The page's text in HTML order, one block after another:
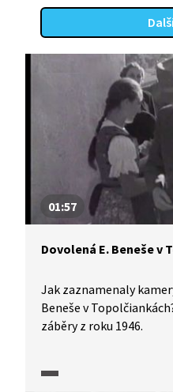
01:57
Dovolená E. Beneše v
Jak zaznamenaly
Beneše v
záběry z roku 1946.